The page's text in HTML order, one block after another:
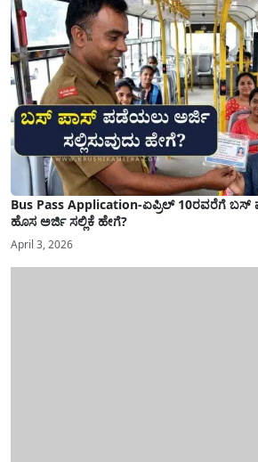
Bus Pass Application-ಏಪ್ರಿಲ್ 10ರವರೆಗೆ ಬಸ್
ಹೊಸ ಅರ್ಜಿ ಸಲ್ಲಿಕೆ ಹೇಗೆ?
April 3, 2026